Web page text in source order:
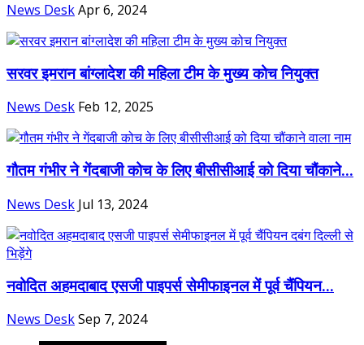
News DeskApr 6, 2024
सरवर इमरान बांग्लादेश की महिला टीम के मुख्य कोच नियुक्त
News Desk Feb 12, 2025
गौतम गंभीर ने गेंदबाजी कोच के लिए बीसीसीआई को दिया चौंकाने...
News Desk Jul 13, 2024
नवोदित अहमदाबाद एसजी पाइपर्स सेमीफाइनल में पूर्व चैंपियन...
News DeskSep 7, 2024